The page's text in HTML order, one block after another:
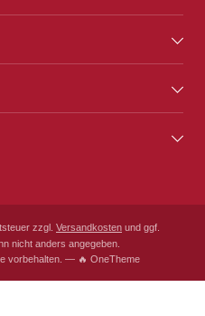
zzgl. Versandkosten und ggf.
nicht anders angegeben.
vorbehalten. — 🔥 OneTheme